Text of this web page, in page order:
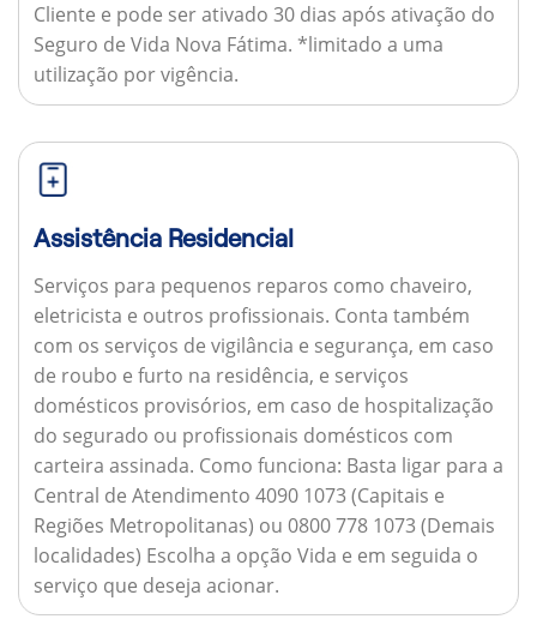
Cliente e pode ser ativado 30 dias após ativação do
Seguro de Vida Nova Fátima. *limitado a uma
utilização por vigência.
Assistência Residencial
Serviços para pequenos reparos como chaveiro,
eletricista e outros profissionais. Conta também
com os serviços de vigilância e segurança, em caso
de roubo e furto na residência, e serviços
domésticos provisórios, em caso de hospitalização
do segurado ou profissionais domésticos com
carteira assinada. Como funciona: Basta ligar para a
Central de Atendimento 4090 1073 (Capitais e
Regiões Metropolitanas) ou 0800 778 1073 (Demais
localidades) Escolha a opção Vida e em seguida o
serviço que deseja acionar.